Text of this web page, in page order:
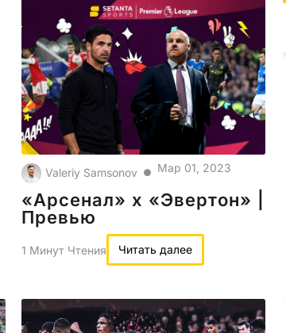
Valeriy Samsonov ● Мар 01, 2023
«Арсенал» х «Эвертон» |
Превью
1 Минут Чтения Читать далее